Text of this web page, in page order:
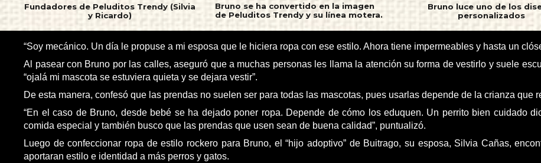
Fundadores de Peluditos Trendy (Silvia
y Ricardo)
Bruno se ha convertido en la imagen
de Peluditos Trendy y su línea motera.
Bruno luce uno de los
personalizados
“Soy mecánico. Un día le propuse a mi esposa que le hiciera ropa con ese estilo. Ahora tiene impermeables y hasta un
Al pasear con Bruno por las calles, aseguró que a muchas personas les llama la atención su forma de vestirlo y suele
“ojalá mi mascota se estuviera quieta y se dejara vestir”.
De esta manera, confesó que las prendas no suelen ser para todas las mascotas, pues usarlas depende de la crianza que
“En el caso de Bruno, desde bebé se ha dejado poner ropa. Depende de cómo los eduquen. Un perrito bien cuidado
comida especial y también busco que las prendas que usen sean de buena calidad”, puntualizó.
Luego de confeccionar ropa de estilo rockero para Bruno, el “hijo adoptivo” de Buitrago, su esposa, Silvia Cañas,
aportaran estilo e identidad a más perros y gatos.